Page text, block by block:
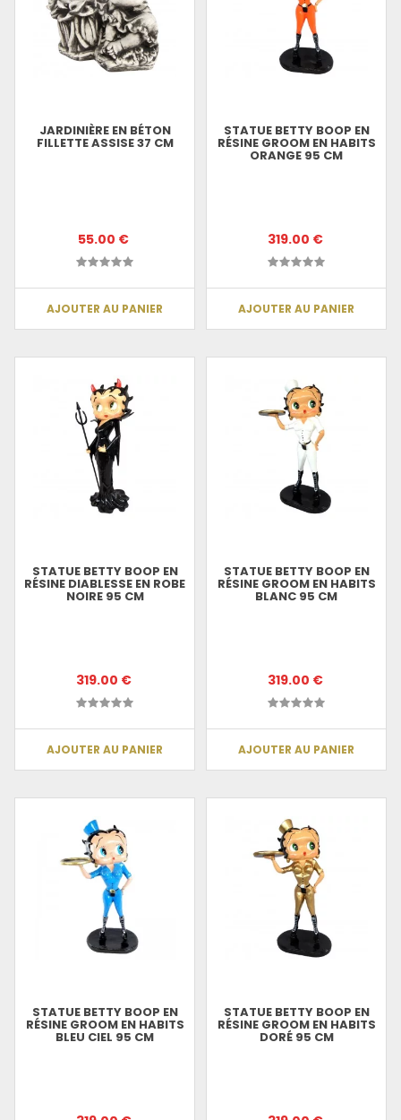
JARDINIÈRE EN BÉTON
FILLETTE ASSISE 37 CM
55.00 €
AJOUTER AU PANIER
STATUE BETTY BOOP EN
RÉSINE GROOM EN HABITS
ORANGE 95 CM
319.00 €
AJOUTER AU PANIER
STATUE BETTY BOOP EN
RÉSINE DIABLESSE EN ROBE
NOIRE 95 CM
319.00 €
AJOUTER AU PANIER
STATUE BETTY BOOP EN
RÉSINE GROOM EN HABITS
BLANC 95 CM
319.00 €
AJOUTER AU PANIER
STATUE BETTY BOOP EN
RÉSINE GROOM EN HABITS
BLEU CIEL 95 CM
STATUE BETTY BOOP EN
RÉSINE GROOM EN HABITS
DORÉ 95 CM